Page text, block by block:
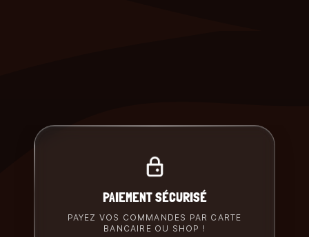
PAIEMENT SÉCURISÉ
PAYEZ VOS COMMANDES PAR CARTE
BANCAIRE OU SHOP !